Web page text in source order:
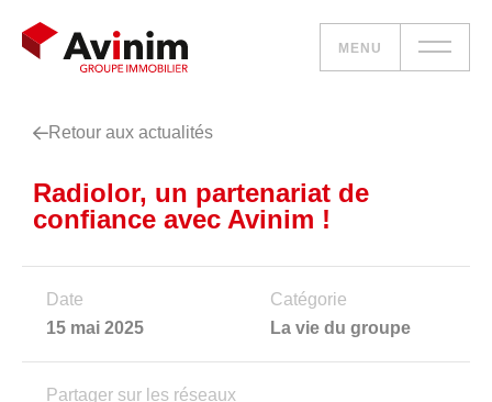
MENU
Vos besoins
Nos solutions
Le groupe
Réalisations
Nous rejoindre
Retour aux actualités
Radiolor, un partenariat de
confiance avec Avinim !
Date
15 mai 2025
Catégorie
La vie du groupe
Partager sur les réseaux